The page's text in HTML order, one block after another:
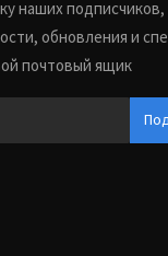
наших
обновления и
почтовый ящик